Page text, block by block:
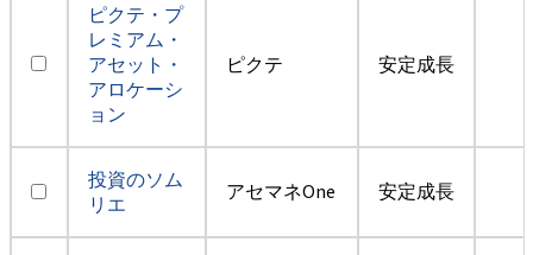
ピクテ・プ
レミアム・
アセット・
アロケーシ
ョン
ピクテ 安定成長
投資のソム
リエ
アセマネOne 安定成長